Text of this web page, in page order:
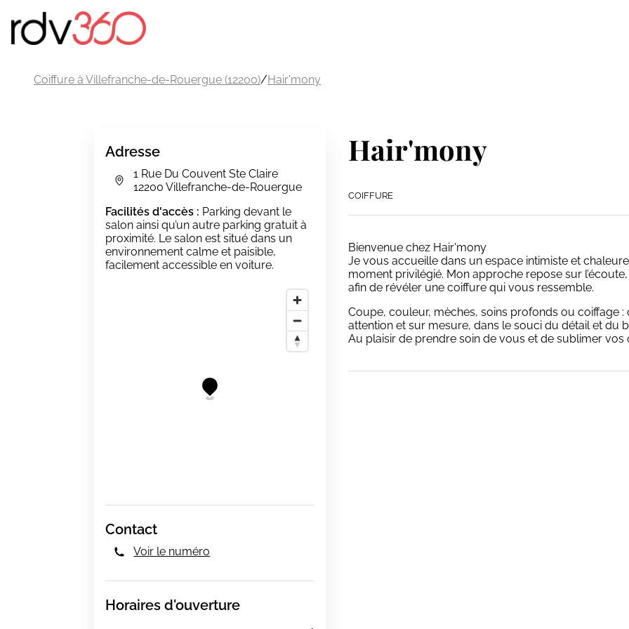
Coiffure à Villefranche-de-Rouergue (12200)/Hair'mony
Adresse
1 Rue Du Couvent Ste Claire
12200 Villefranche-de-Rouergue
Facilités d'accès : Parking devant le
salon ainsi qu’un autre parking gratuit à
proximité. Le salon est situé dans un
environnement calme et paisible,
facilement accessible en voiture.
Contact
Voir le numéro
Horaires d'ouverture
Hair'mony
COIFFURE
Bienvenue chez Hair'mony
Je vous accueille dans un espace intimiste et
moment privilégié. Mon approche repose sur
afin de révéler une coiffure qui vous ressemble.
Coupe, couleur, mèches, soins profonds ou coiffage
attention et sur mesure, dans le souci du détail et du
Au plaisir de prendre soin de vous et de sublimer vos